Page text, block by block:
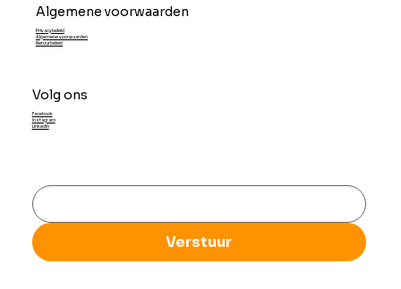
Algemene voorwaarden
Privacybeleid
Algemene voorwaarden
Retourbeleid
Volg ons
Facebook
Instagram
LinkedIn
Verstuur